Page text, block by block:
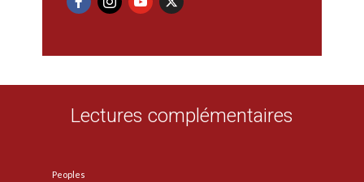
Lectures complémentaires
Peoples